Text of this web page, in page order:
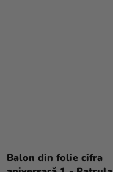
Balon din folie cifra